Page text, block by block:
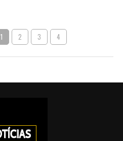
1 2 3 4